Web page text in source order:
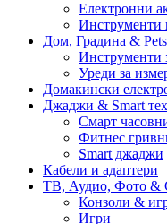
Електронни
Инструменти
Дом, Градина &
Инструменти
Уреди за
Домакински
Джаджи & Smart
Смарт
Фитнес
Smart джаджи
Кабели и адаптери
ТВ, Аудио, Фото &
Конзоли &
Игри